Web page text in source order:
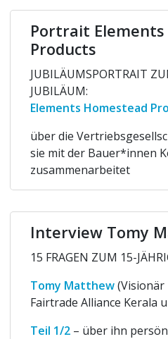
Portrait Elements
Products
JUBILÄUMSPORTRAIT
JUBILÄUM:
Elements Homestead
über die
sie mit der Bauer*innen
zusammenarbeitet
Interview Tomy
15 FRAGEN ZUM 15-
Tomy Matthew
Fairtrade Alliance Kerala
Teil 1/2 – über ihn